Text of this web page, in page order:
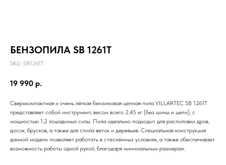
БЕНЗОПИЛА SB 1261T
SKU: SB1261T
19 990 р.
Сверхкомпактная и очень лёгкая бензиновая цепная пила VILLARTEC SB 1261Т
представляет собой инструмент, весом всего 2,45 кг (без шины и цепи), с
мощностью 1,2 лошадиных силы. Пила идеально подходит для распиловки дров,
досок, брусков, а также для спила веток и деревьев. Специальная конструкция
данной модели позволяет работать в стеснённых условиях, а также обеспечивает
возможность работы одной рукой, благодаря минимальным размерам.